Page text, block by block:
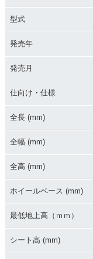
2021年 CB1300 SU
PER FOUR SP・マ
2019年 CB1300 SU
加
型式
発売年
発売月
仕向け・仕様
全長 (mm)
全幅 (mm)
全高 (mm)
ホイールベース (mm)
最低地上高（ｍｍ）
シート高 (mm)